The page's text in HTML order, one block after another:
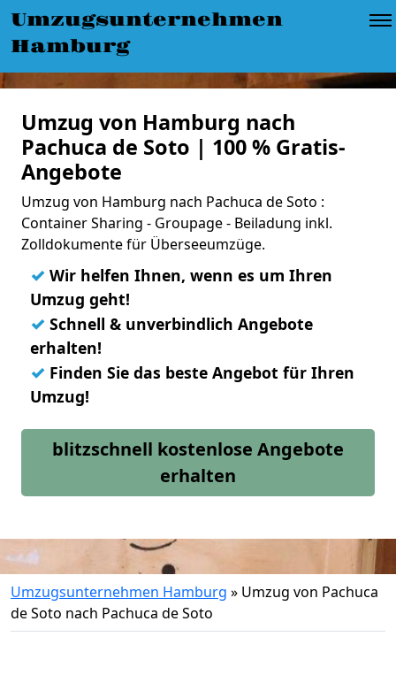
Umzugsunternehmen
Hamburg
Umzug von Hamburg nach
Pachuca de Soto | 100 % Gratis-
Angebote
Umzug von Hamburg nach Pachuca de Soto :
Container Sharing - Groupage - Beiladung inkl.
Zolldokumente für Überseeumzüge.
✓ Wir helfen Ihnen, wenn es um Ihren
Umzug geht!
✓ Schnell & unverbindlich Angebote
erhalten!
✓ Finden Sie das beste Angebot für Ihren
Umzug!
blitzschnell kostenlose Angebote
erhalten
Umzugsunternehmen Hamburg » Umzug von Pachuca
de Soto nach Pachuca de Soto